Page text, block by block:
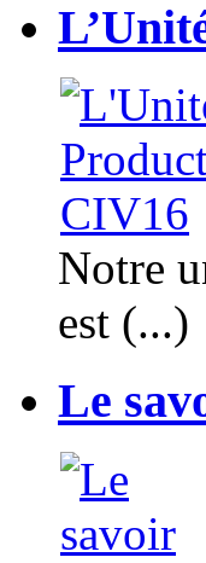
Notre
est (...)
Le